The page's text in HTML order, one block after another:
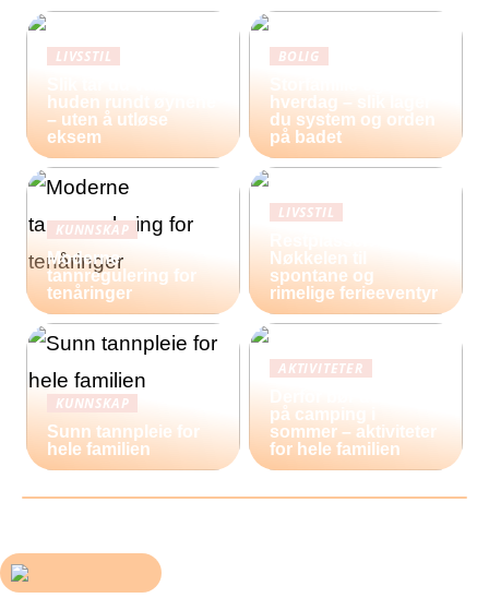
LIVSSTIL
huden rundt øynene
– uten å utløse
eksem
BOLIG
hverdag – slik lager
du system og orden
på badet
KUNNSKAP
Moderne
tannregulering for
tenåringer
LIVSSTIL
Nøkkelen til
spontane og
rimelige ferieeventyr
KUNNSKAP
Sunn tannpleie for
hele familien
AKTIVITETER
på camping i
sommer – aktiviteter
for hele familien